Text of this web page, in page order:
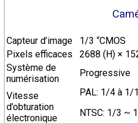
Capteur d’image
1/3 “CMOS
Pixels efficaces
2688 (H) ×
Système de
numérisation
Progressive
Vitesse
d’obturation
électronique
PAL: 1/4 à 1/
NTSC: 1/3 ~